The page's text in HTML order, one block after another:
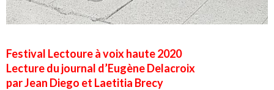
Festival Lectoure à voix haute 2020
Lecture du journal d’Eugène Delacroix
par Jean Diego et Laetitia Brecy